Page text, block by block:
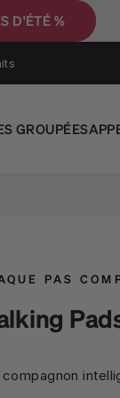
D'ÉTÉ %
GROUPÉESAPP
PAS
compagnon